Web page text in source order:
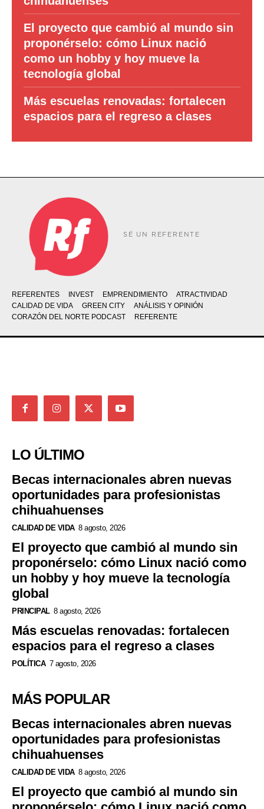
El proyecto que cambió al mundo sin
proponérselo: cómo Linux nació
como un hobby y hoy mueve la
tecnología global
Más escuelas renovadas: fortalecen
espacios para el regreso a clases
SÉ UN REFERENTE
REFERENTES INVEST EMPRENDIMIENTO
ATRACTIVIDAD
CALIDAD DE VIDA
GREEN CITY
ANÁLISIS Y OPINIÓN
CORAZÓN DEL NORTE PODCAST
REFERENTE
LO ÚLTIMO
Becas internacionales abren nuevas
oportunidades para profesionistas
chihuahuenses
CALIDAD DE VIDA 8 agosto, 2026
El proyecto que cambió al mundo sin
proponérselo: cómo Linux nació como
un hobby y hoy mueve la tecnología
global
PRINCIPAL 8 agosto, 2026
Más escuelas renovadas: fortalecen
espacios para el regreso a clases
POLÍTICA 7 agosto, 2026
MÁS POPULAR
Becas internacionales abren nuevas
oportunidades para profesionistas
chihuahuenses
CALIDAD DE VIDA 8 agosto, 2026
El proyecto que cambió al mundo sin